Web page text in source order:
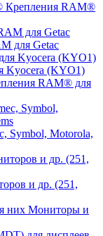
Крепления RAM®
для Getac
Kyocera (KYO1)
RAM® для
Symbol, Motorola,
и др. (251,
Мониторы и